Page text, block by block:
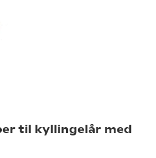
til kyllingelår med